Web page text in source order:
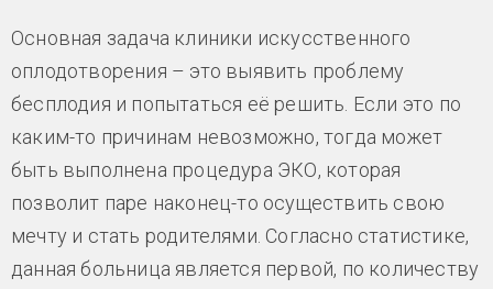
Основная задача клиники искусственного
оплодотворения – это выявить проблему
бесплодия и попытаться её решить. Если это по
каким-то причинам невозможно, тогда может
быть выполнена процедура ЭКО, которая
позволит паре наконец-то осуществить свою
мечту и стать родителями. Согласно статистике,
данная больница является первой, по количеству